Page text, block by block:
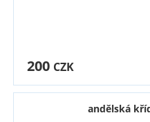
200 CZK
andělská